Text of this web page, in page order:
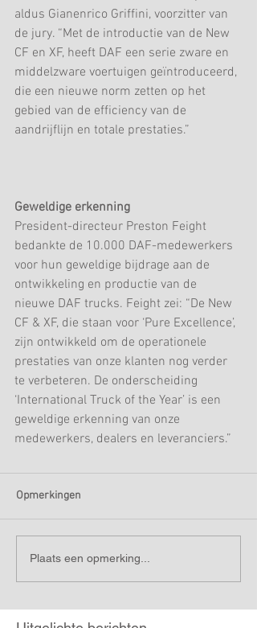
aldus Gianenrico Griffini, voorzitter van
de jury. “Met de introductie van de New
CF en XF, heeft DAF een serie zware en
middelzware voertuigen geïntroduceerd,
die een nieuwe norm zetten op het
gebied van de efficiency van de
aandrijflijn en totale prestaties.”
Geweldige erkenning
President-directeur Preston Feight
bedankte de 10.000 DAF-medewerkers
voor hun geweldige bijdrage aan de
ontwikkeling en productie van de
nieuwe DAF trucks. Feight zei: “De New
CF & XF, die staan voor ‘Pure Excellence’,
zijn ontwikkeld om de operationele
prestaties van onze klanten nog verder
te verbeteren. De onderscheiding
‘International Truck of the Year’ is een
geweldige erkenning van onze
medewerkers, dealers en leveranciers.”
Opmerkingen
Plaats een opmerking...